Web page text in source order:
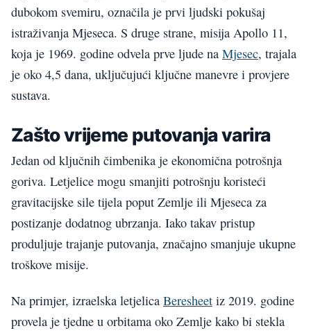
dubokom svemiru, označila je prvi ljudski pokušaj
istraživanja Mjeseca. S druge strane, misija Apollo 11,
koja je 1969. godine odvela prve ljude na Mjesec, trajala
je oko 4,5 dana, uključujući ključne manevre i provjere
sustava.
Zašto vrijeme putovanja varira
Jedan od ključnih čimbenika je ekonomična potrošnja
goriva. Letjelice mogu smanjiti potrošnju koristeći
gravitacijske sile tijela poput Zemlje ili Mjeseca za
postizanje dodatnog ubrzanja. Iako takav pristup
produljuje trajanje putovanja, značajno smanjuje ukupne
troškove misije.
Na primjer, izraelska letjelica Beresheet iz 2019. godine
provela je tjedne u orbitama oko Zemlje kako bi stekla